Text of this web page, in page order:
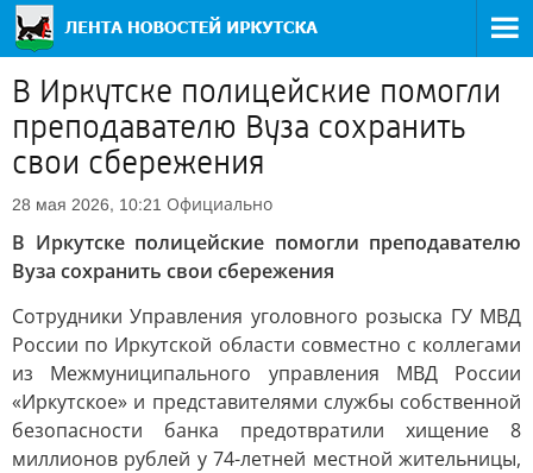
В Иркутске полицейские помогли
преподавателю Вуза сохранить
свои сбережения
28 мая 2026, 10:21 Официально
В Иркутске полицейские помогли преподавателю
Вуза сохранить свои сбережения
Сотрудники Управления уголовного розыска ГУ МВД
России по Иркутской области совместно с коллегами
из Межмуниципального управления МВД России
«Иркутское» и представителями службы собственной
безопасности банка предотвратили хищение 8
миллионов рублей у 74-летней местной жительницы,